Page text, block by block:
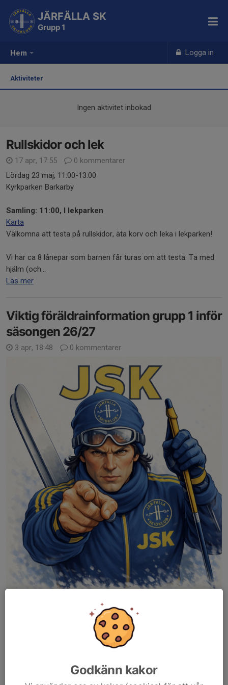
Hem Logga in
JÄRFÄLLA SK
Grupp 1
Aktiviteter
Ingen aktivitet inbokad
Rullskidor och lek
17 apr, 17:55
0 kommentarer
Lördag 23 maj, 11:00-13:00
Kyrkparken Barkarby
Samling: 11:00, I lekparken
Karta
Välkomna att testa på rullskidor, äta korv och leka i lekparken!
Vi har ca 8 lånepar som barnen får turas om att testa. Ta med
hjälm (och...
Läs mer
Viktig föräldrainformation grupp 1 inför
säsongen 26/27
3 apr, 18:48 0 kommentarer
Godkänn kakor